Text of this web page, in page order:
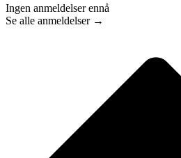
Ingen anmeldelser ennå
Se alle anmeldelser →